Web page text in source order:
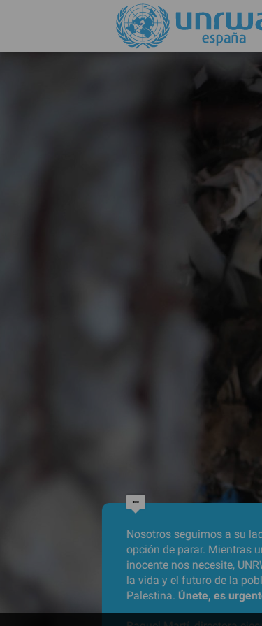
Nosotros seguimos a su
opción de parar. Mientras
inocente nos necesite,
la vida y el futuro de la
Palestina. Únete, es